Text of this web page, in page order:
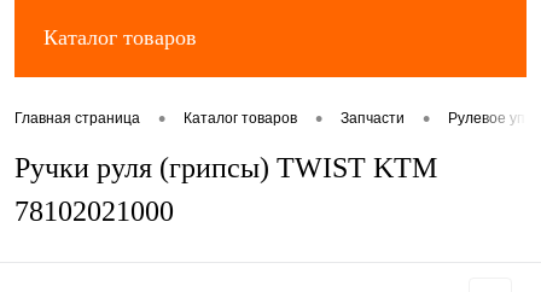
Каталог товаров
Главная страница • Каталог товаров • Запчасти • Рулевое
Ручки руля (грипсы) TWIST KTM
78102021000